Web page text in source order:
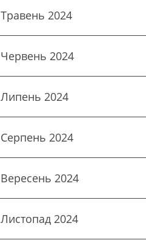
Травень 2024
Червень 2024
Липень 2024
Серпень 2024
Вересень 2024
Листопад 2024